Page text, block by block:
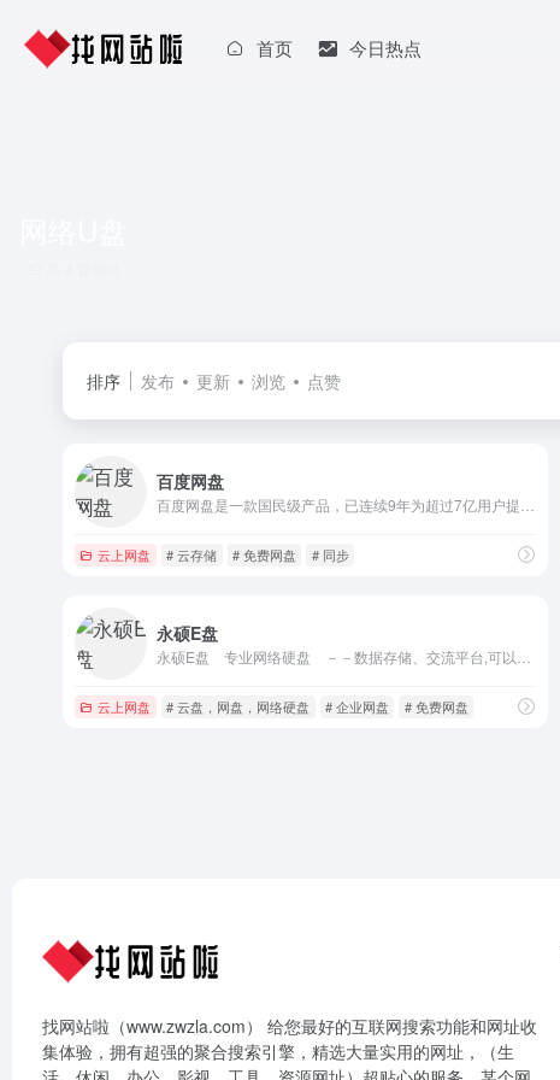
首页 今日热点
排序 发布 更新 浏览 点赞
百度网盘
云上网盘 # 云存储 # 免费网盘 # 同步
永硕E盘
云上网盘 # 云盘，网盘，网络硬盘 # 企业网盘 # 免费网盘
找网站啦（www.zwzla.com） 给您最好的互联网搜索功能和网址收
集体验，拥有超强的聚合搜索引擎，精选大量实用的网址，（生